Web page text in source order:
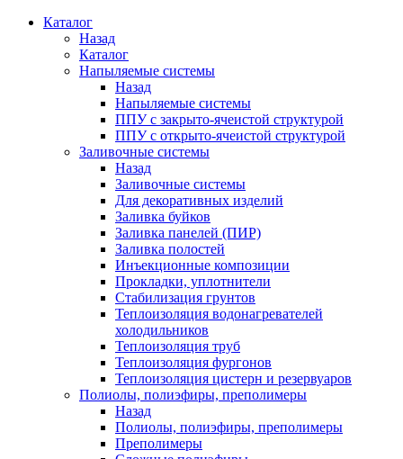
Каталог
Назад
Каталог
Напыляемые системы
Назад
Напыляемые системы
ППУ с закрыто-ячеистой структурой
ППУ с открыто-ячеистой структурой
Заливочные системы
Назад
Заливочные системы
Для декоративных изделий
Заливка буйков
Заливка панелей (ПИР)
Заливка полостей
Инъекционные композиции
Прокладки, уплотнители
Стабилизация грунтов
Теплоизоляция водонагревателей
холодильников
Теплоизоляция труб
Теплоизоляция фургонов
Теплоизоляция цистерн и резервуаров
Полиолы, полиэфиры, преполимеры
Назад
Полиолы, полиэфиры, преполимеры
Преполимеры